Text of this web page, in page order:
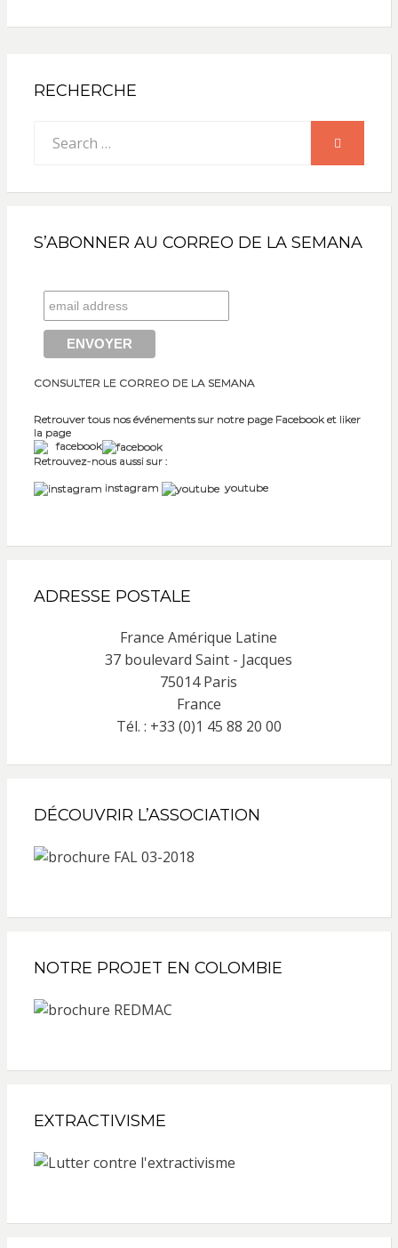
RECHERCHE
for:
SEARCH
S’ABONNER AU CORREO DE LA SEMANA
CONSULTER LE CORREO DE LA SEMANA
Retrouver tous nos événements sur notre page Facebook et liker
la page
facebook
Retrouvez-nous aussi sur :
instagram
youtube
ADRESSE POSTALE
France Amérique Latine
37 boulevard Saint - Jacques
75014 Paris
France
Tél. : +33 (0)1 45 88 20 00
DÉCOUVRIR L’ASSOCIATION
NOTRE PROJET EN COLOMBIE
EXTRACTIVISME